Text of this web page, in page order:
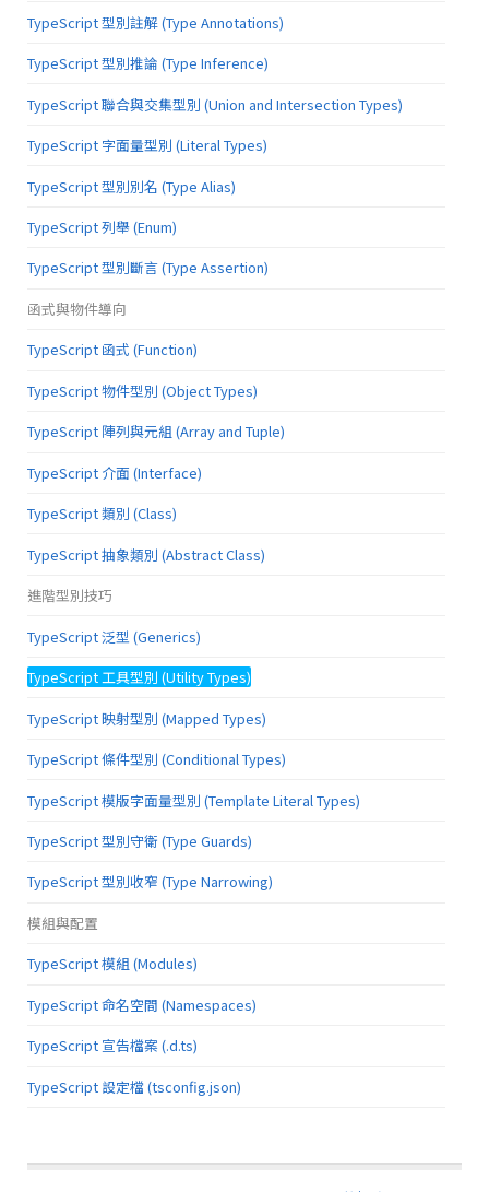
TypeScript 型別註解 (Type Annotations)
TypeScript 型別推論 (Type Inference)
TypeScript 聯合與交集型別 (Union and Intersection Types)
TypeScript 字面量型別 (Literal Types)
TypeScript 型別別名 (Type Alias)
TypeScript 列舉 (Enum)
TypeScript 型別斷言 (Type Assertion)
函式與物件導向
TypeScript 函式 (Function)
TypeScript 物件型別 (Object Types)
TypeScript 陣列與元組 (Array and Tuple)
TypeScript 介面 (Interface)
TypeScript 類別 (Class)
TypeScript 抽象類別 (Abstract Class)
進階型別技巧
TypeScript 泛型 (Generics)
TypeScript 工具型別 (Utility Types)
TypeScript 映射型別 (Mapped Types)
TypeScript 條件型別 (Conditional Types)
TypeScript 模版字面量型別 (Template Literal Types)
TypeScript 型別守衛 (Type Guards)
TypeScript 型別收窄 (Type Narrowing)
模組與配置
TypeScript 模組 (Modules)
TypeScript 命名空間 (Namespaces)
TypeScript 宣告檔案 (.d.ts)
TypeScript 設定檔 (tsconfig.json)